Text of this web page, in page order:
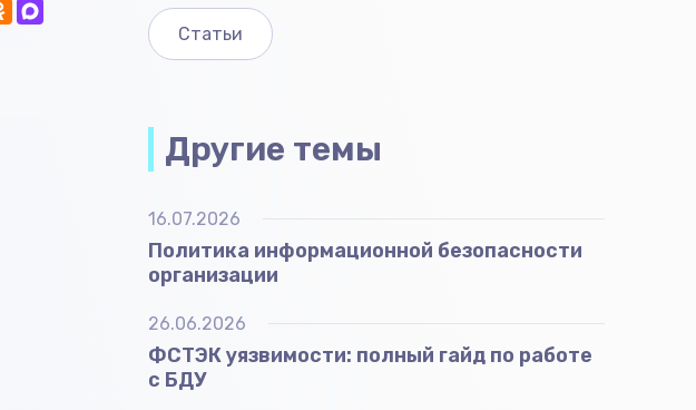
Статьи
Другие темы
16.07.2026
Политика информационной безопасности
организации
26.06.2026
ФСТЭК уязвимости: полный гайд по работе
с БДУ